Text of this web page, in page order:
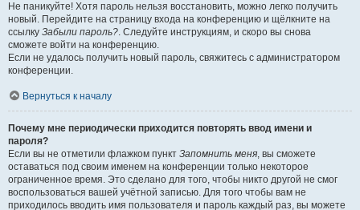
Не паникуйте! Хотя пароль нельзя восстановить, можно легко получить
новый. Перейдите на страницу входа на конференцию и щёлкните на
ссылку Забыли пароль?. Следуйте инструкциям, и скоро вы снова
сможете войти на конференцию.
Если не удалось получить новый пароль, свяжитесь с администратором
конференции.
Вернуться к началу
Почему мне периодически приходится повторять ввод имени и
пароля?
Если вы не отметили флажком пункт Запомнить меня, вы сможете
оставаться под своим именем на конференции только некоторое
ограниченное время. Это сделано для того, чтобы никто другой не смог
воспользоваться вашей учётной записью. Для того чтобы вам не
приходилось вводить имя пользователя и пароль каждый раз, вы можете